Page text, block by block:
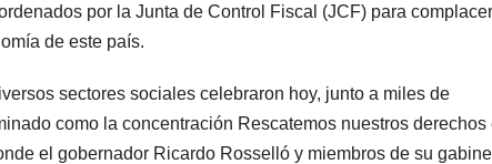
por la Junta de Control Fiscal (JCF) para
de este país.
sectores sociales celebraron hoy, junto a miles de
como la concentración Rescatemos nuestros derechos
el gobernador Ricardo Rosselló y miembros de su